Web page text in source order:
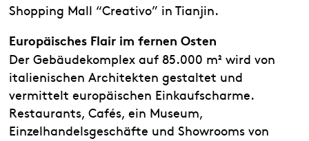
Shopping Mall “Creativo” in Tianjin.
Europäisches Flair im fernen Osten
Der Gebäudekomplex auf 85.000 m² wird von
italienischen Architekten gestaltet und
vermittelt europäischen Einkaufscharme.
Restaurants, Cafés, ein Museum,
Einzelhandelsgeschäfte und Showrooms von